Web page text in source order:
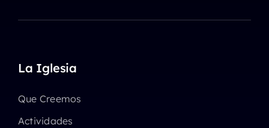
La Iglesia
Que Creemos
Actividades